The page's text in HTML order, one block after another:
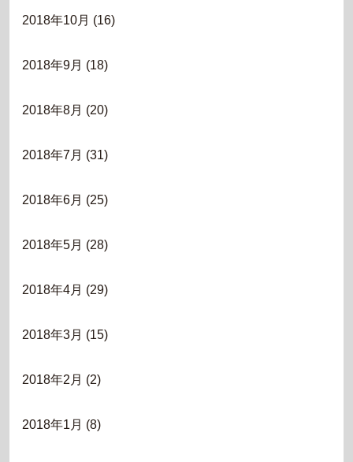
2018年10月 (16)
2018年9月 (18)
2018年8月 (20)
2018年7月 (31)
2018年6月 (25)
2018年5月 (28)
2018年4月 (29)
2018年3月 (15)
2018年2月 (2)
2018年1月 (8)